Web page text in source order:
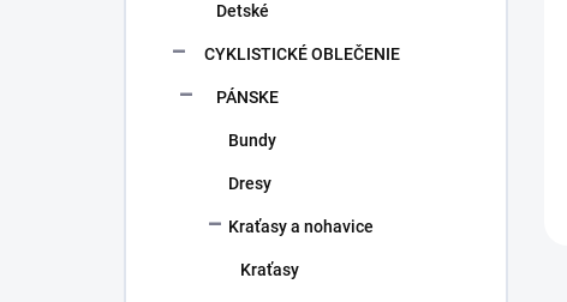
Detské
CYKLISTICKÉ OBLEČENIE
PÁNSKE
Bundy
Dresy
Kraťasy a nohavice
Kraťasy